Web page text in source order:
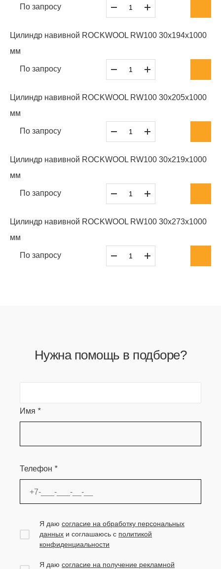
По запросу
Цилиндр навивной ROCKWOOL RW100 30x194x1000
мм
По запросу
Цилиндр навивной ROCKWOOL RW100 30x205x1000
мм
По запросу
Цилиндр навивной ROCKWOOL RW100 30x219x1000
мм
По запросу
Цилиндр навивной ROCKWOOL RW100 30x273x1000
мм
По запросу
Нужна помощь в подборе?
Имя *
Телефон *
Я даю согласие на обработку персональных
данных и соглашаюсь с политикой
конфиденциальности
Я даю согласие на получение рекламной